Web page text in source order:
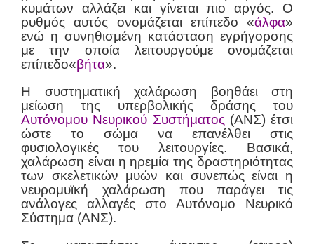
κυμάτων αλλάζει και γίνεται πιο αργός. Ο
ρυθμός αυτός ονομάζεται επίπεδο «άλφα»
ενώ η συνηθισμένη κατάσταση εγρήγορσης
με την οποία λειτουργούμε ονομάζεται
επίπεδο«βήτα».
Η συστηματική χαλάρωση βοηθάει στη
μείωση της υπερβολικής δράσης του
Αυτόνομου Νευρικού Συστήματος (ΑΝΣ) έτσι
ώστε το σώμα να επανέλθει στις
φυσιολογικές του λειτουργίες. Βασικά,
χαλάρωση είναι η ηρεμία της δραστηριότητας
των σκελετικών μυών και συνεπώς είναι η
νευρομυϊκή χαλάρωση που παράγει τις
ανάλογες αλλαγές στο Αυτόνομο Νευρικό
Σύστημα (ΑΝΣ).